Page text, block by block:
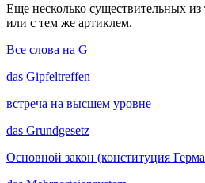
Еще несколько существительных из
или с тем же артиклем.
Все слова на G
das Gipfeltreffen
встреча на высшем уровне
das Grundgesetz
Основной закон (конституция